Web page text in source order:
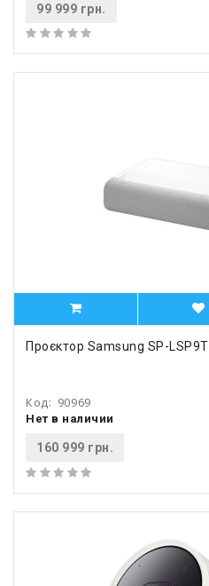
99 999 грн.
Проєктор Samsung SP-LSP9T
Код: 90969
Нет в наличии
160 999 грн.